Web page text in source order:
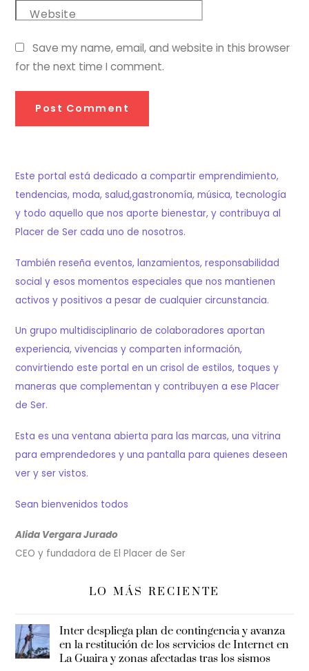
Website
Save my name, email, and website in this browser
for the next time I comment.
Este portal está dedicado a compartir emprendimiento,
tendencias, moda, salud,gastronomía, música, tecnología
y todo aquello que nos aporte bienestar, y contribuya al
Placer de Ser cada uno de nosotros.
También reseña eventos, lanzamientos, responsabilidad
social y esos momentos especiales que nos mantienen
activos y positivos a pesar de cualquier circunstancia.
Un grupo multidisciplinario de colaboradores aportan
experiencia, vivencias y comparten información,
convirtiendo este portal en un crisol de estilos, toques y
maneras que complementan y contribuyen a ese Placer
de Ser.
Esta es una ventana abierta para las marcas, una vitrina
para emprendedores y una pantalla para quienes deseen
ver y ser vistos.
Sean bienvenidos todos
Alida Vergara Jurado
CEO y fundadora de El Placer de Ser
LO MÁS RECIENTE
Inter despliega plan de contingencia y avanza
en la restitución de los servicios de Internet en
La Guaira y zonas afectadas tras los sismos